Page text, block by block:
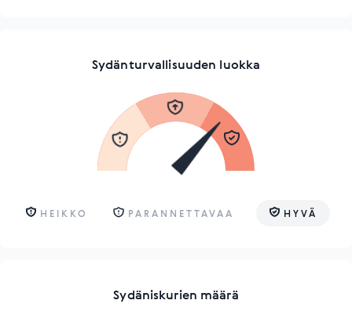
Sydänturvallisuuden luokka
HEIKKO PARANNETTAVAA HYVÄ
Sydäniskurien määrä